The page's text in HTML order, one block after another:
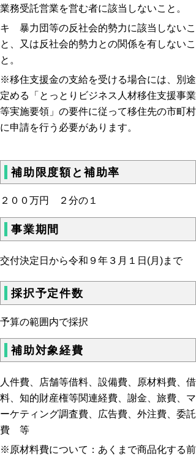
業務受託営業を営む者に該当しないこと。
キ 暴力団等の反社会的勢力に該当しないこ
と、又は反社会的勢力との関係を有しないこ
と。
※移住支援金の支給を受ける場合には、別途
定める「とっとりビジネス人材移住支援事業
等実施要領」の要件に従って移住先の市町村
に申請を行う必要があります。
補助限度額と補助率
２００万円 ２分の１
事業期間
交付決定日 から令和９ 年３ 月１ 日 (月 )まで
採択予定件数
予算の範囲内で採択
補助対象経費
人件費、店舗等借料、設備費、原材料費、借
料、知的財産権等関連経費、謝金、旅費、マ
ーケティング調査費、広告費、外注費、委託
費 等
※原材料費について：あくまで商品化する前